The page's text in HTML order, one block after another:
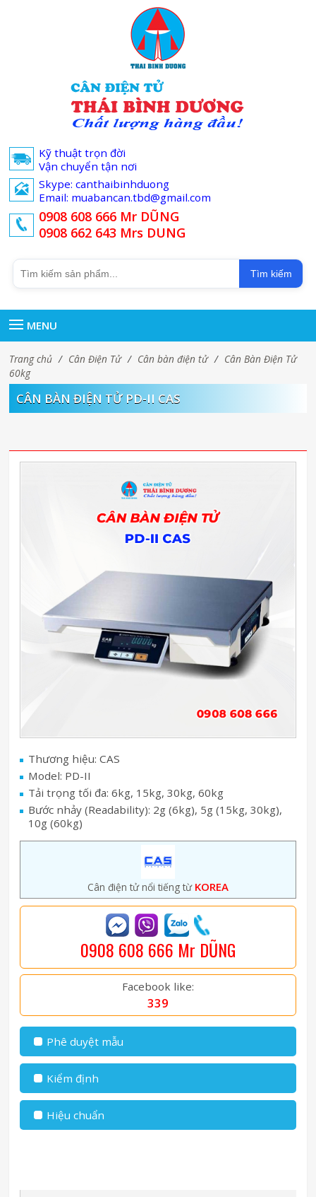
Kỹ thuật trọn đời
Vận chuyển tận nơi
Skype: canthaibinhduong
Email: muabancan.tbd@gmail.com
0908 608 666 Mr DŨNG
0908 662 643 Mrs DUNG
Tìm kiếm
MENU
Trang chủ / Cân Điện Tử / Cân bàn điện tử / Cân Bàn Điện Tử
60kg
CÂN BÀN ĐIỆN TỬ PD-II CAS
Thương hiệu: CAS
Model: PD-II
Tải trọng tối đa: 6kg, 15kg, 30kg, 60kg
Bước nhảy (Readability): 2g (6kg), 5g (15kg, 30kg),
10g (60kg)
Cân điện tử nổi tiếng từ KOREA
0908 608 666 Mr DŨNG
Facebook like:
339
Phê duyệt mẫu
Kiểm định
Hiệu chuẩn